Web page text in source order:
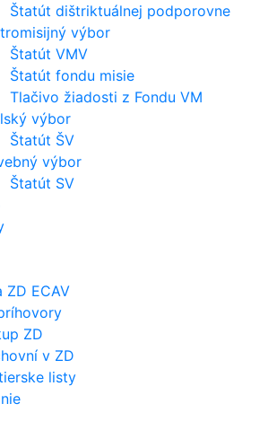
Štatút dištriktuálnej podporovne
výbor
Štatút VMV
Štatút fondu misie
Tlačivo žiadosti z Fondu VM
výbor
Štatút ŠV
výbor
Štatút SV
ZD ECAV
ZD
v ZD
listy